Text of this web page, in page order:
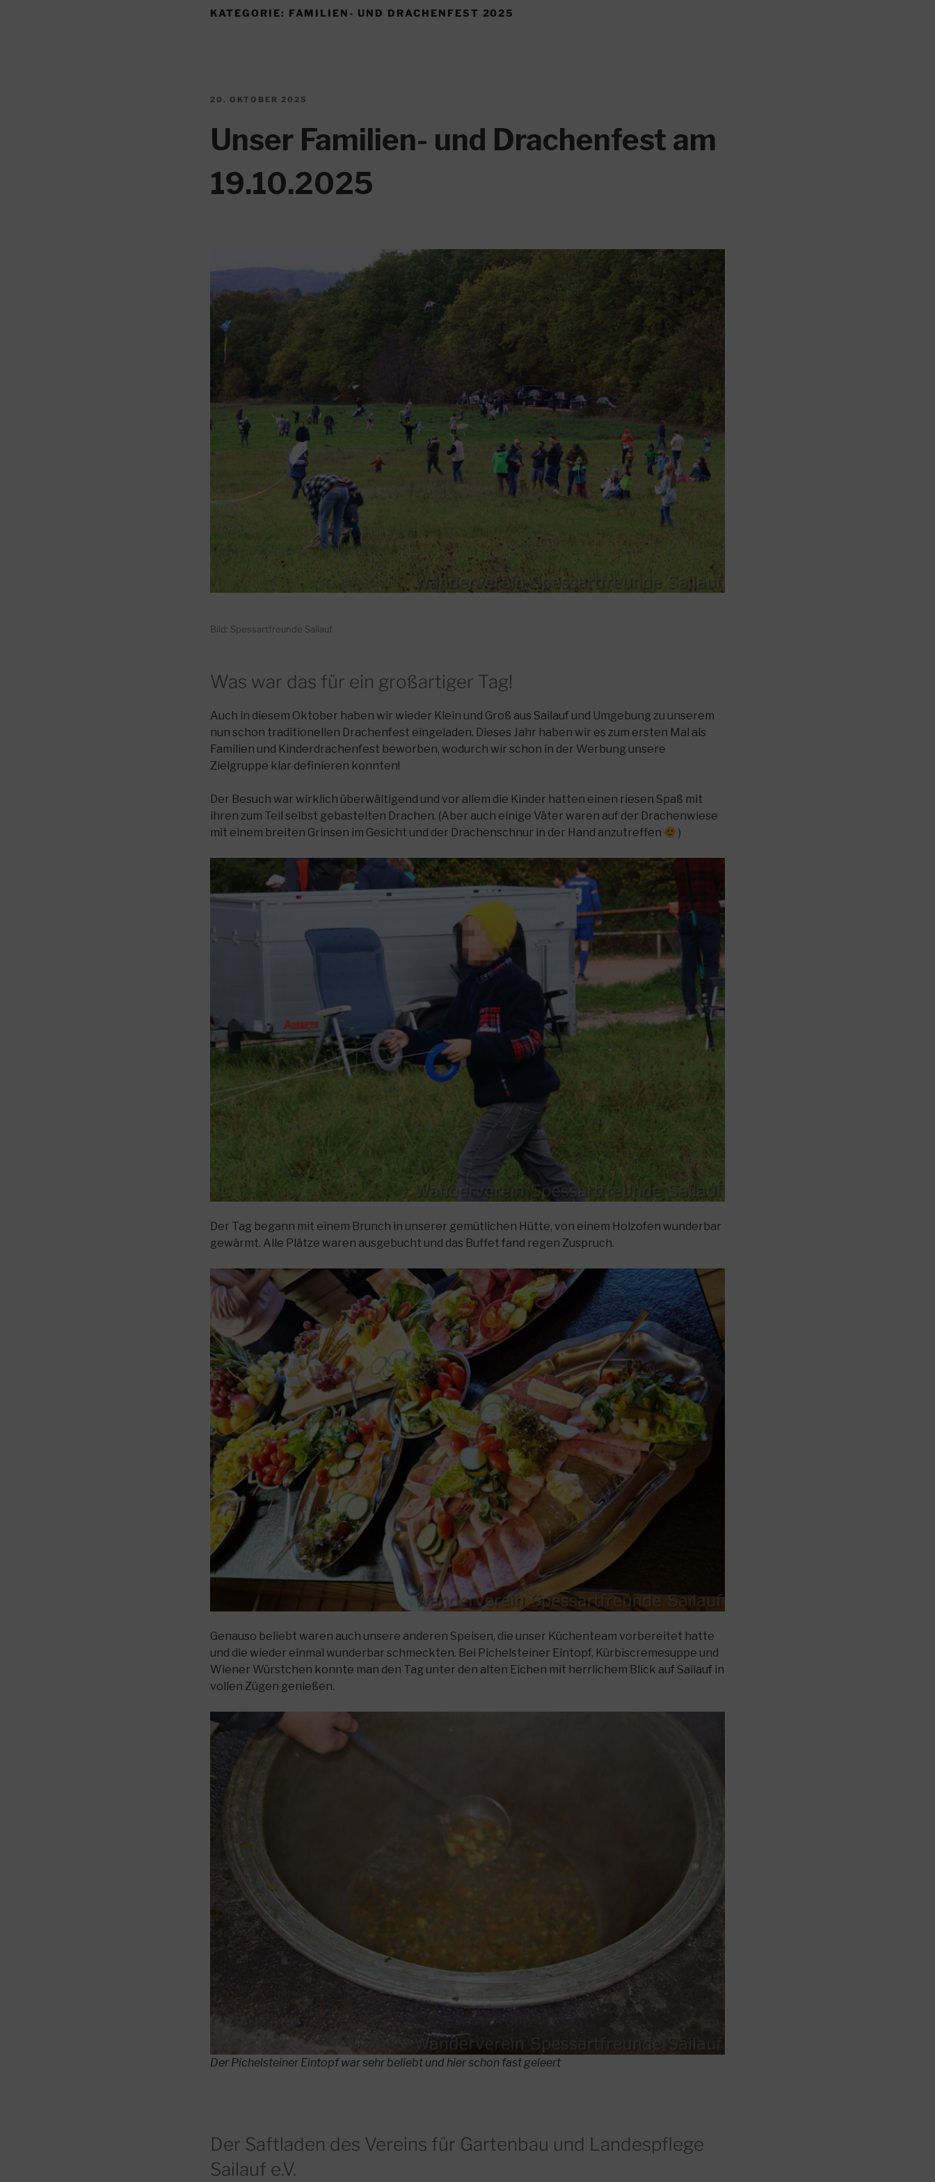
KATEGORIE: FAMILIEN- UND DRACHENFEST 2025
VERÖFFENTLICHT
20. OKTOBER 2025
Unser Familien- und Drachenfest am
19.10.2025
Bild: Spessartfreunde Sailauf
Was war das für ein großartiger Tag!
Auch in diesem Oktober haben wir wieder Klein und Groß aus Sailauf und Umgebung zu unserem
nun schon traditionellen Drachenfest eingeladen. Dieses Jahr haben wir es zum ersten Mal als
Familien und Kinderdrachenfest beworben, wodurch wir schon in der Werbung unsere
Zielgruppe klar definieren konnten!
Der Besuch war wirklich überwältigend und vor allem die Kinder hatten einen riesen Spaß mit
ihren zum Teil selbst gebastelten Drachen. (Aber auch einige Väter waren auf der Drachenwiese
mit einem breiten Grinsen im Gesicht und der Drachenschnur in der Hand anzutreffen
)
Der Tag begann mit einem Brunch in unserer gemütlichen Hütte, von einem Holzofen wunderbar
gewärmt. Alle Plätze waren ausgebucht und das Buffet fand regen Zuspruch.
Genauso beliebt waren auch unsere anderen Speisen, die unser Küchenteam vorbereitet hatte
und die wieder einmal wunderbar schmeckten. Bei Pichelsteiner Eintopf, Kürbiscremesuppe und
Wiener Würstchen konnte man den Tag unter den alten Eichen mit herrlichem Blick auf Sailauf in
vollen Zügen genießen.
Der Pichelsteiner Eintopf war sehr beliebt und hier schon fast geleert
Der Saftladen des Vereins für Gartenbau und Landespflege
Sailauf e.V.